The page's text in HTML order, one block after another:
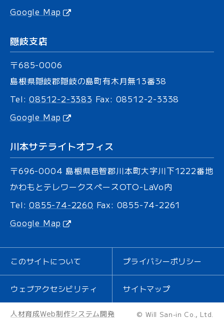
Google Map
隠岐支店
〒685-0006
島根県隠岐郡隠岐の島町有木月無13番38
Tel:08512-2-3383 Fax: 08512-2-3338
Google Map
川本サテライトオフィス
〒696-0004 島根県邑智郡川本町大字川下1222番地
かわもとテレワークスペースOTO-LaVo内
Tel:0855-74-2260 Fax: 0855-74-2261
Google Map
このサイトについて プライバシーポリシー
ウェブアクセシビリティ サイトマップ
人材育成Web制作システム開発 © Will San-in Co., Ltd.